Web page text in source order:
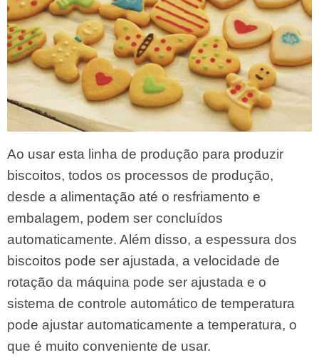
Ao usar esta linha de produção para produzir
biscoitos, todos os processos de produção,
desde a alimentação até o resfriamento e
embalagem, podem ser concluídos
automaticamente. Além disso, a espessura dos
biscoitos pode ser ajustada, a velocidade de
rotação da máquina pode ser ajustada e o
sistema de controle automático de temperatura
pode ajustar automaticamente a temperatura, o
que é muito conveniente de usar.